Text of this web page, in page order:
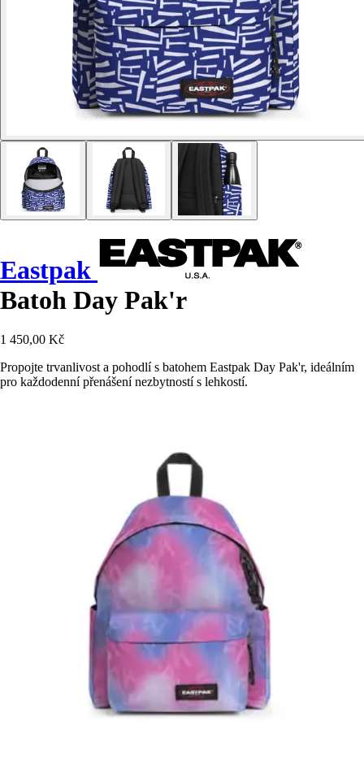
Eastpak
Batoh Day Pak'r
1 450,00 Kč
Propojte trvanlivost a pohodlí s batohem Eastpak Day Pak'r, ideálním
pro každodenní přenášení nezbytností s lehkostí.